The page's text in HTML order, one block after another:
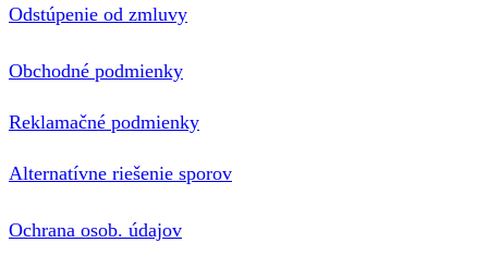
Odstúpenie od zmluvy
Obchodné podmienky
Reklamačné podmienky
Alternatívne riešenie sporov
Ochrana osob. údajov